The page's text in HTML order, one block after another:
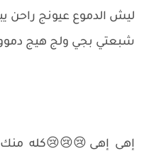
ليش الدموع عيونج راحن
شبعتي بجي ولج هيج
إهى إهى 😢😢😢كله منك